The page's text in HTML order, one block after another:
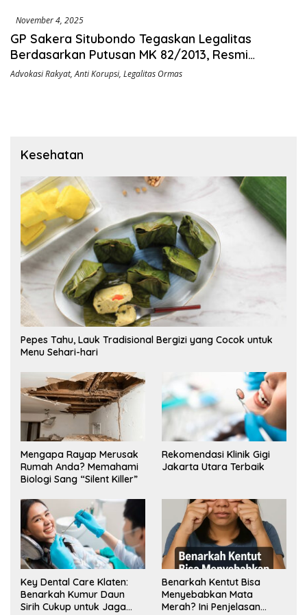
November 4, 2025
GP Sakera Situbondo Tegaskan Legalitas
Berdasarkan Putusan MK 82/2013, Resmi
Diterima Kesbangpol
Advokasi Rakyat,Anti Korupsi, Legalitas Ormas
Kesehatan
Pepes Tahu, Lauk Tradisional Bergizi yang Cocok untuk
Menu Sehari-hari
Mengapa Rayap Merusak
Rumah Anda? Memahami
Biologi Sang “Silent Killer”
Rekomendasi Klinik Gigi
Jakarta Utara Terbaik
Key Dental Care Klaten:
Benarkah Kumur Daun
Sirih Cukup untuk Jaga
Benarkah Kentut Bisa
Menyebabkan Mata
Merah? Ini Penjelasan